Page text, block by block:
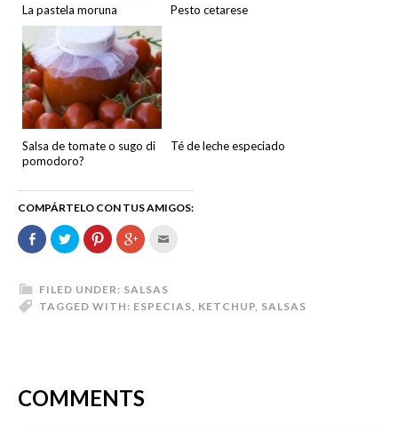
La pastela moruna Pesto cetarese
Salsa de tomate o sugo di
pomodoro?
Té de leche especiado
COMPÁRTELO CON TUS AMIGOS:
Comparte
en
Facebook
en
una
ventana
Haz
clic
para
Twitter
(Se
abre
Haz
clic
para
Pinterest
(Se
abre
Haz
clic
Google+
(Se
abre
electrónico
a
FILED UNDER: SALSAS
TAGGED WITH: ESPECIAS, KETCHUP, SALSAS
COMMENTS